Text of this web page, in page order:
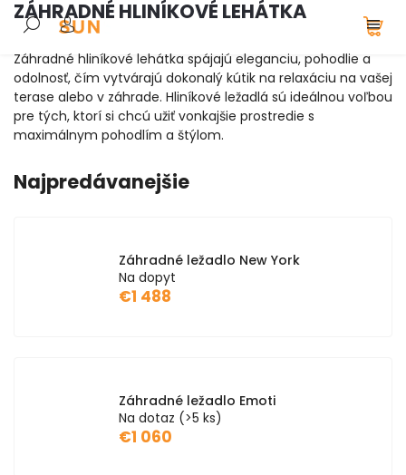
ZÁHRADNÉ HLINÍKOVÉ LEHÁTKA
Záhradné hliníkové lehátka spájajú eleganciu, pohodlie a
odolnosť, čím vytvárajú dokonalý kútik na relaxáciu na vašej
terase alebo v záhrade. Hliníkové ležadlá sú ideálnou voľbou
pre tých, ktorí si chcú užiť vonkajšie prostredie s
maximálnym pohodlím a štýlom.
Najpredávanejšie
Záhradné ležadlo New York
Na dopyt
€1 488
Záhradné ležadlo Emoti
Na dotaz (>5 ks)
€1 060